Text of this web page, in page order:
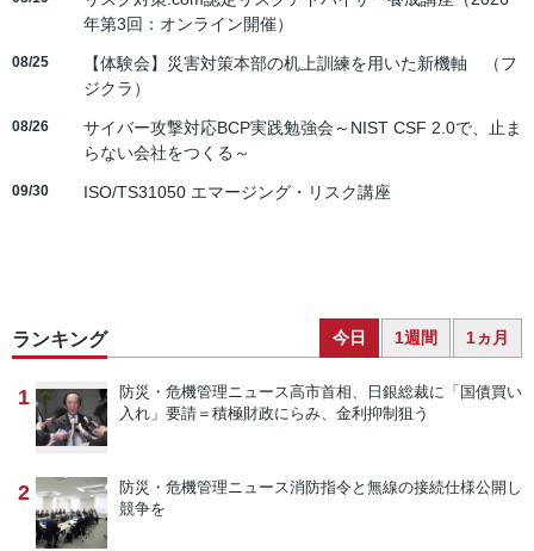
年第3回：オンライン開催）
08/25
【体験会】災害対策本部の机上訓練を用いた新機軸 （フ
ジクラ）
08/26
サイバー攻撃対応BCP実践勉強会～NIST CSF 2.0で、止ま
らない会社をつくる～
09/30 ISO/TS31050 エマージング・リスク講座
ランキング 今日 1週間 1ヵ月
1 防災・危機管理ニュース高市首相、日銀総裁に「国債買い
入れ」要請＝積極財政にらみ、金利抑制狙う
2 防災・危機管理ニュース消防指令と無線の接続仕様公開し
競争を